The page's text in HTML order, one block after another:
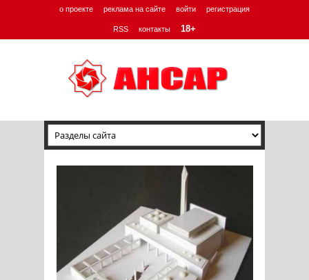
о проекте реклама на сайте войти регистрация
RSS контакты 18+